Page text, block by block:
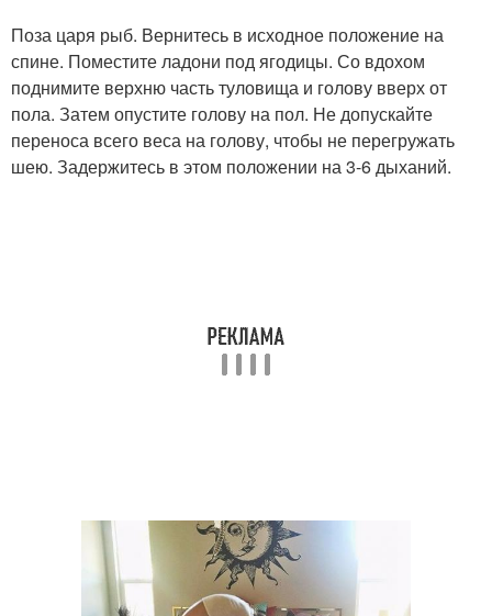
Поза царя рыб. Вернитесь в исходное положение на
спине. Поместите ладони под ягодицы. Со вдохом
поднимите верхню часть туловища и голову вверх от
пола. Затем опустите голову на пол. Не допускайте
переноса всего веса на голову, чтобы не перегружать
шею. Задержитесь в этом положении на 3-6 дыханий.